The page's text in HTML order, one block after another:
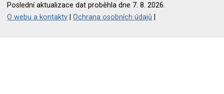
Poslední aktualizace dat proběhla dne 7. 8. 2026.
O webu a kontakty |Ochrana osobních údajů